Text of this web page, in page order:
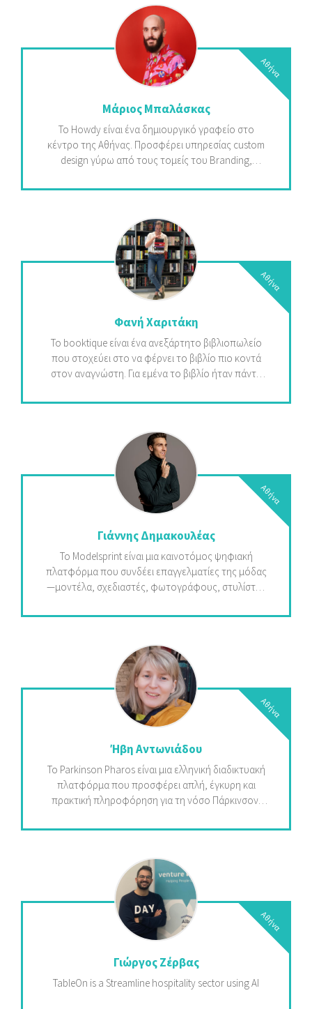
εκθεσιακού μας χώρου, εξυπηρετώντας ιδιώτες και
επαγγελματίες με επιλογές λιανικής και χονδρικής
πώλησης.
Αθήνα
Μάριος Μπαλάσκας
Το Howdy είναι ένα δημιουργικό γραφείο στο
κέντρο της Αθήνας. Προσφέρει υπηρεσίας custom
design γύρω από τους τομείς του Branding,
στοχεύουμε να επικοινωνήσουμε οποιοδήποτε
υψηλά αισθητικά κριτήρια.
Αθήνα
Φανή Χαριτάκη
Το booktique είναι ένα ανεξάρτητο βιβλιοπωλείο
που στοχεύει στο να φέρνει το βιβλίο πιο κοντά
στον αναγνώστη. Για εμένα το βιβλίο ήταν πάντα
προσφέρω μια στιγμή περισυλλογής ανάμεσα στις
προσπαθώ να μεταφέρω στους επισκέπτες του
χώρου, είτε εξυπηρετώντας τους στο να βρουν
ένα βιβλίο είτε παρέχοντας έναν γαλήνιο χώρο
στον οποίο μπορούν να στοχαστούν. Με αυτή τη
σκέψη και αυτή την επιθυμία αναπτύξαμε το
book.atm - ένας (και παραπάνω) αυτόματοι
πωλητές βιβλίων που μπορούν να τοποθετηθούν
οπουδήποτε για όποιον αναγνώστη βρεθεί σε
ανάγκη ... περισυλλογής & γαλήνης.
Αθήνα
Γιάννης Δημακουλέας
Το Modelsprint είναι μια καινοτόμος ψηφιακή
πλατφόρμα που συνδέει επαγγελματίες της μόδας
—μοντέλα, σχεδιαστές, φωτογράφους, στυλίστες
εργασίας και ο ένας τον άλλον. Προσφέρει
μόδας, castings, εκδηλώσεις δικτύωσης και
χορηγίες, βελτιστοποιώντας την πρόσβαση και
εκδημοκρατίζοντας τη βιομηχανία της μόδας
παγκοσμίως. Μέσω της έκδοσης εισιτηρίων
εκδηλώσεων, της πρόσβασης VIP και των
εργαλείων αντιστοίχισης εργασιών, το Modelsprint
στοχεύει να γίνει το #1 all-in-one hub για τη διεθνή
σκηνή της μόδας
Αθήνα
Ήβη Αντωνιάδου
Το Parkinson Pharos είναι μια ελληνική διαδικτυακή
πλατφόρμα που προσφέρει απλή, έγκυρη και
πρακτική πληροφόρηση για τη νόσο Πάρκινσον,
μήνυμα «Δεν είστε μόνοι. Υπάρχει τρόπος να ζείτε
οδηγούς διαβίωσης και χτίζει μια υποστηρικτική
κοινότητα.
Αθήνα
Γιώργος Ζέρβας
TableOn is a Streamline hospitality sector using AI